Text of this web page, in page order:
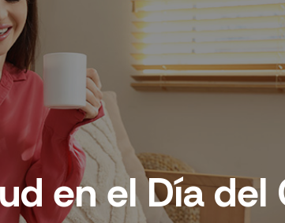
en el Día del